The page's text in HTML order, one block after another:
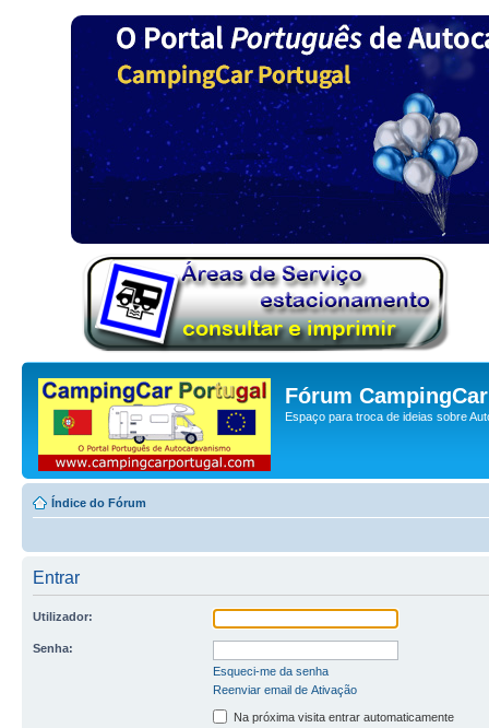
Fórum
Espaço para troca de ideias sobre
Índice do Fórum
Entrar
Utilizador:
Senha:
Esqueci-me da senha
Reenviar email de Ativação
Na próxima visita entrar automaticamente